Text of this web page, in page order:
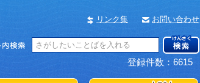
リンク集 お問い合わせ
登録件数：6615